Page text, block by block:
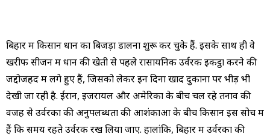
बिहार में किसान धान का बिजड़ा डालना शुरू कर चुके हैं. इसके साथ ही वे
खरीफ सीजन में धान की खेती से पहले रासायनिक उर्वरक इकट्ठा करने की
जद्दोजहद में लगे हुए हैं, जिसको लेकर इन दिनों खाद दुकानों पर भीड़ भी
देखी जा रही है. ईरान, इजरायल और अमेरिका के बीच चल रहे तनाव की
वजह से उर्वरकों की अनुपलब्धता की आशंकाओं के बीच किसान इस सोच में
हैं कि समय रहते उर्वरक रख लिया जाए. हालांकि, बिहार में उर्वरकों की